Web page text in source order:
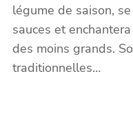
légume de saison,
sauces et
des moins grands.
traditionnelles…